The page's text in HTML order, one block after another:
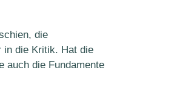
die
in die Kritik. Hat die
auch die Fundamente